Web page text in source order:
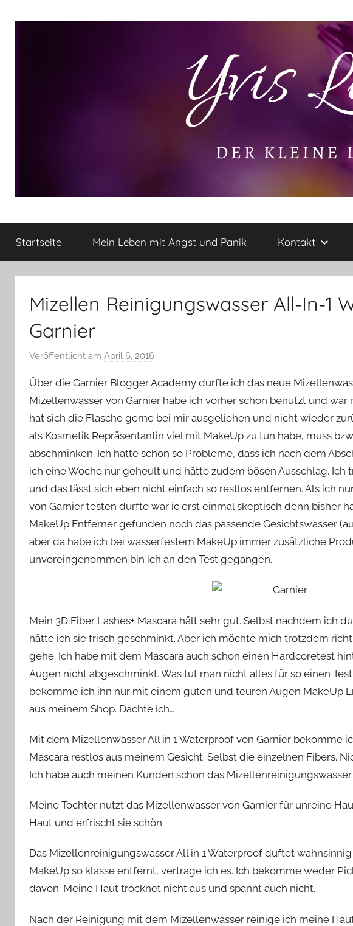
Yvis
Lifestyle
kleine
Lifestyle
Rezensionen,
und
vieles
Startseite Mein Leben mit Angst und Panik Kontakt
Mizellen Reinigungswasser All-In-1
Garnier
Veröffentlicht am April 6, 2016
n
Y
v
o
n
n
e
Über die Garnier Blogger Academy durfte ich das neue
Mizellenwasser von Garnier habe ich vorher schon benutzt und
hat sich die Flasche gerne bei mir ausgeliehen und nicht wieder
als Kosmetik Repräsentantin viel mit MakeUp zu tun habe, muss
abschminken. Ich hatte schon so Probleme, dass ich nach dem
ich eine Woche nur geheult und hätte zudem bösen Ausschlag. Ich
und das lässt sich eben nicht einfach so restlos entfernen. Als ich
von Garnier testen durfte war ic erst einmal skeptisch denn bisher
MakeUp Entferner gefunden noch das passende Gesichtswasser
aber da habe ich bei wasserfestem MakeUp immer zusätzliche
unvoreingenommen bin ich an den Test gegangen.
Mein 3D Fiber Lashes+ Mascara hält sehr gut. Selbst nachdem ich
hätte ich sie frisch geschminkt. Aber ich möchte mich trotzdem
gehe. Ich habe mit dem Mascara auch schon einen Hardcoretest
Augen nicht abgeschminkt. Was tut man nicht alles für so einen
bekomme ich ihn nur mit einem guten und teuren Augen MakeUp
aus meinem Shop. Dachte ich…
Mit dem Mizellenwasser All in 1 Waterproof von Garnier bekomme
Mascara restlos aus meinem Gesicht. Selbst die einzelnen Fibers.
Ich habe auch meinen Kunden schon das
Meine Tochter nutzt das Mizellenwasser von Garnier für unreine
Haut und erfrischt sie schön.
Das Mizellenreinigungswasser All in 1 Waterproof duftet
MakeUp so klasse entfernt, vertrage ich es. Ich bekomme weder
davon. Meine Haut trocknet nicht aus und spannt auch nicht.
Nach der Reinigung mit dem Mizellenwasser reinige ich meine